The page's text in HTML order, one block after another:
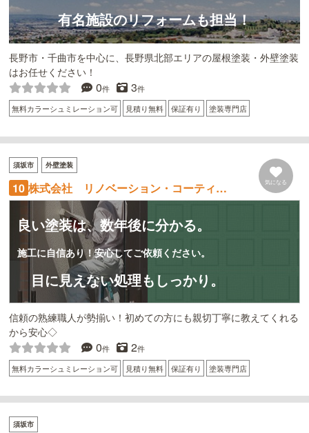
有名施設のリフォームも担当！
長野市・千曲市を中心に、長野県北部エリアの屋根塗装・外壁塗装
はお任せください！
0件 3件
無料カラーシュミレーション可 見積り無料 保証有り 塗装専門店
須坂市 外壁塗装
10 株式会社 リノベーション・コーティング 気になる
良い塗装は、数年後に分かる。
施工に自信あり！安心してご依頼ください。
目に見えない処理もしっかり。
信頼の熟練職人が勢揃い！初めての方にも親切丁寧に教えてくれる
から安心◇
0件 2件
無料カラーシュミレーション可 見積り無料 保証有り 塗装専門店
須坂市